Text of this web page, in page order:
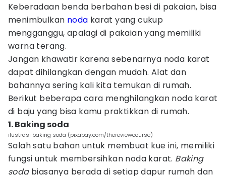
Keberadaan benda berbahan besi di pakaian, bisa
menimbulkan noda karat yang cukup
mengganggu, apalagi di pakaian yang memiliki
warna terang.
Jangan khawatir karena sebenarnya noda karat
dapat dihilangkan dengan mudah. Alat dan
bahannya sering kali kita temukan di rumah.
Berikut beberapa cara menghilangkan noda karat
di baju yang bisa kamu praktikkan di rumah.
1. Baking soda
ilustrasi baking soda (pixabay.com/thereviewcourse)
Salah satu bahan untuk membuat kue ini, memiliki
fungsi untuk membersihkan noda karat. Baking
sodabiasanya berada di setiap dapur rumah dan